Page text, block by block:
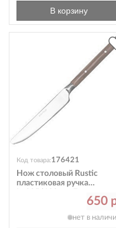
В корзину
Код товара:176421
Нож столовый Rustic
пластиковая ручка
650
нет в